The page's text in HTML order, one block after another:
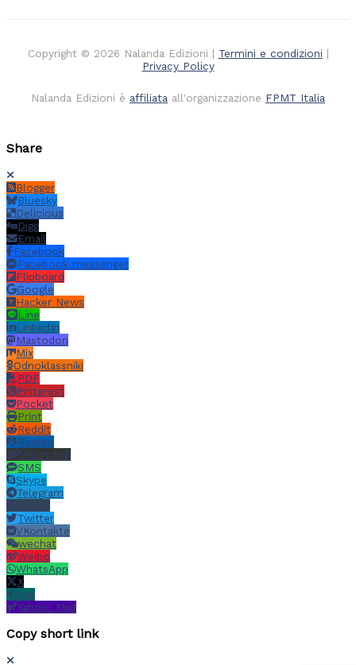
Copyright © 2026 Nalanda Edizioni | Termini e condizioni |
Privacy Policy
Nalanda Edizioni è affiliata all'organizzazione FPMT Italia
Share
Blogger
Bluesky
Delicious
Digg
Email
Facebook
Facebook messenger
Flipboard
Google
Hacker News
Line
LinkedIn
Mastodon
Mix
Odnoklassniki
PDF
Pinterest
Pocket
Print
Reddit
Renren
Short link
SMS
Skype
Telegram
Twitter
VKontakte
wechat
Weibo
WhatsApp
X
Xing
Yahoo! Mail
Copy short link